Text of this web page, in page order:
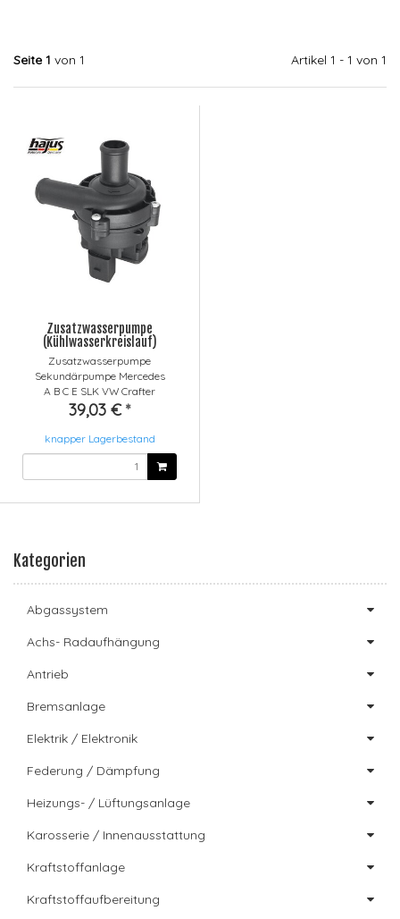
Seite 1 von 1 Artikel 1 - 1 von 1
Zusatzwasserpumpe
(Kühlwasserkreislauf)
Zusatzwasserpumpe
Sekundärpumpe Mercedes
A B C E SLK VW Crafter
39,03 € *
knapper Lagerbestand
Kategorien
Abgassystem
Achs- Radaufhängung
Antrieb
Bremsanlage
Elektrik / Elektronik
Federung / Dämpfung
Heizungs- / Lüftungsanlage
Karosserie / Innenausstattung
Kraftstoffanlage
Kraftstoffaufbereitung